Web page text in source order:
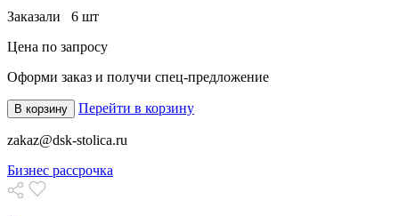
Заказали 6 шт
Цена по запросу
Оформи заказ и получи спец-предложение
В корзину Перейти в корзину
zakaz@dsk-stolica.ru
Бизнес рассрочка